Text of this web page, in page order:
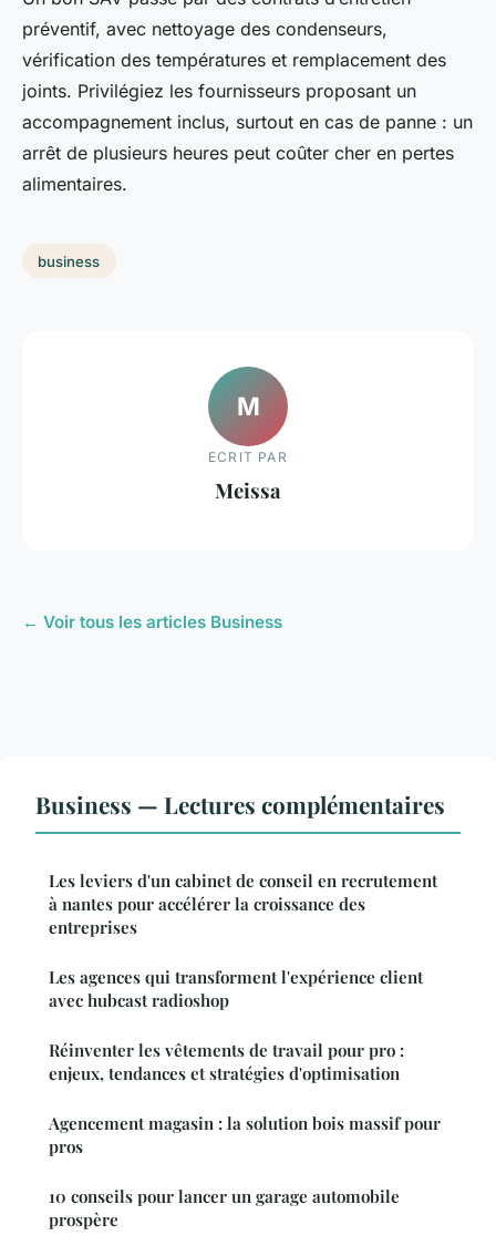
préventif, avec nettoyage des condenseurs,
vérification des températures et remplacement des
joints. Privilégiez les fournisseurs proposant un
accompagnement inclus, surtout en cas de panne : un
arrêt de plusieurs heures peut coûter cher en pertes
alimentaires.
business
M
ECRIT PAR
Meissa
← Voir tous les articles Business
Business — Lectures complémentaires
Les leviers d'un cabinet de conseil en recrutement
à nantes pour accélérer la croissance des
entreprises
Les agences qui transforment l'expérience client
avec hubcast radioshop
Réinventer les vêtements de travail pour pro :
enjeux, tendances et stratégies d'optimisation
Agencement magasin : la solution bois massif pour
pros
10 conseils pour lancer un garage automobile
prospère